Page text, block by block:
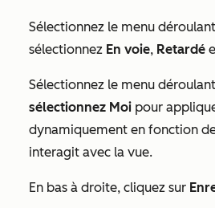
Sélectionnez le menu déroulant
sélectionnez En voie, Retardé
Sélectionnez le menu déroulant
sélectionnez Moi pour
dynamiquement en fonction
interagit avec la vue.
En bas à droite, cliquez sur